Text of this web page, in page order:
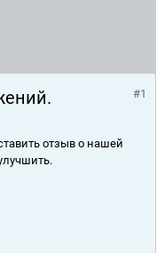
#1
отзыв о нашей